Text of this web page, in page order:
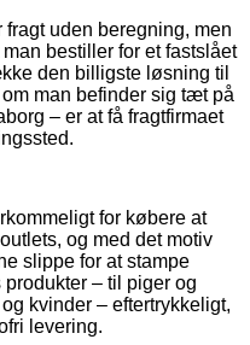
uden beregning, men
bestiller for et fastslået
den billigste løsning til
man befinder sig tæt på
– er at få fragtfirmaet
for købere at
og med det motiv
slippe for at stampe
– til piger og
kvinder – eftertrykkeligt,
levering.